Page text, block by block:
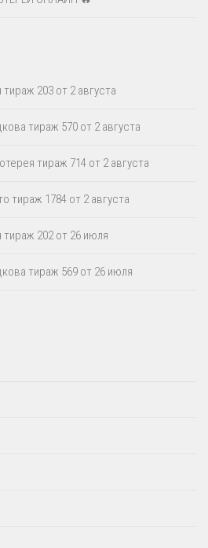
203 от 2 августа
тираж 570 от 2 августа
тираж 714 от 2 августа
тираж 1784 от 2 августа
202 от 26 июля
тираж 569 от 26 июля